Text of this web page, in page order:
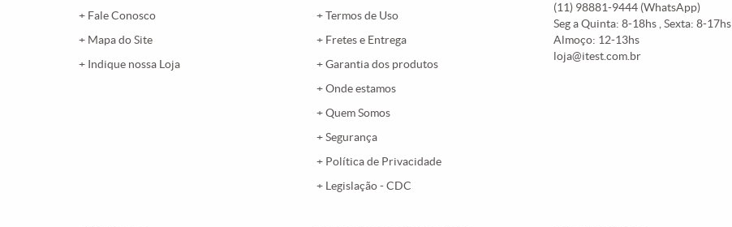
Fale Conosco
Mapa do Site
Indique nossa Loja
Termos de Uso
Fretes e Entrega
Garantia dos produtos
Onde estamos
Quem Somos
Segurança
Política de Privacidade
Legislação - CDC
(11) 98881-9444 (WhatsApp)
Seg a Quinta: 8-18hs , Sexta: 8-17hs ,
Almoço: 12-13hs
loja@itest.com.br